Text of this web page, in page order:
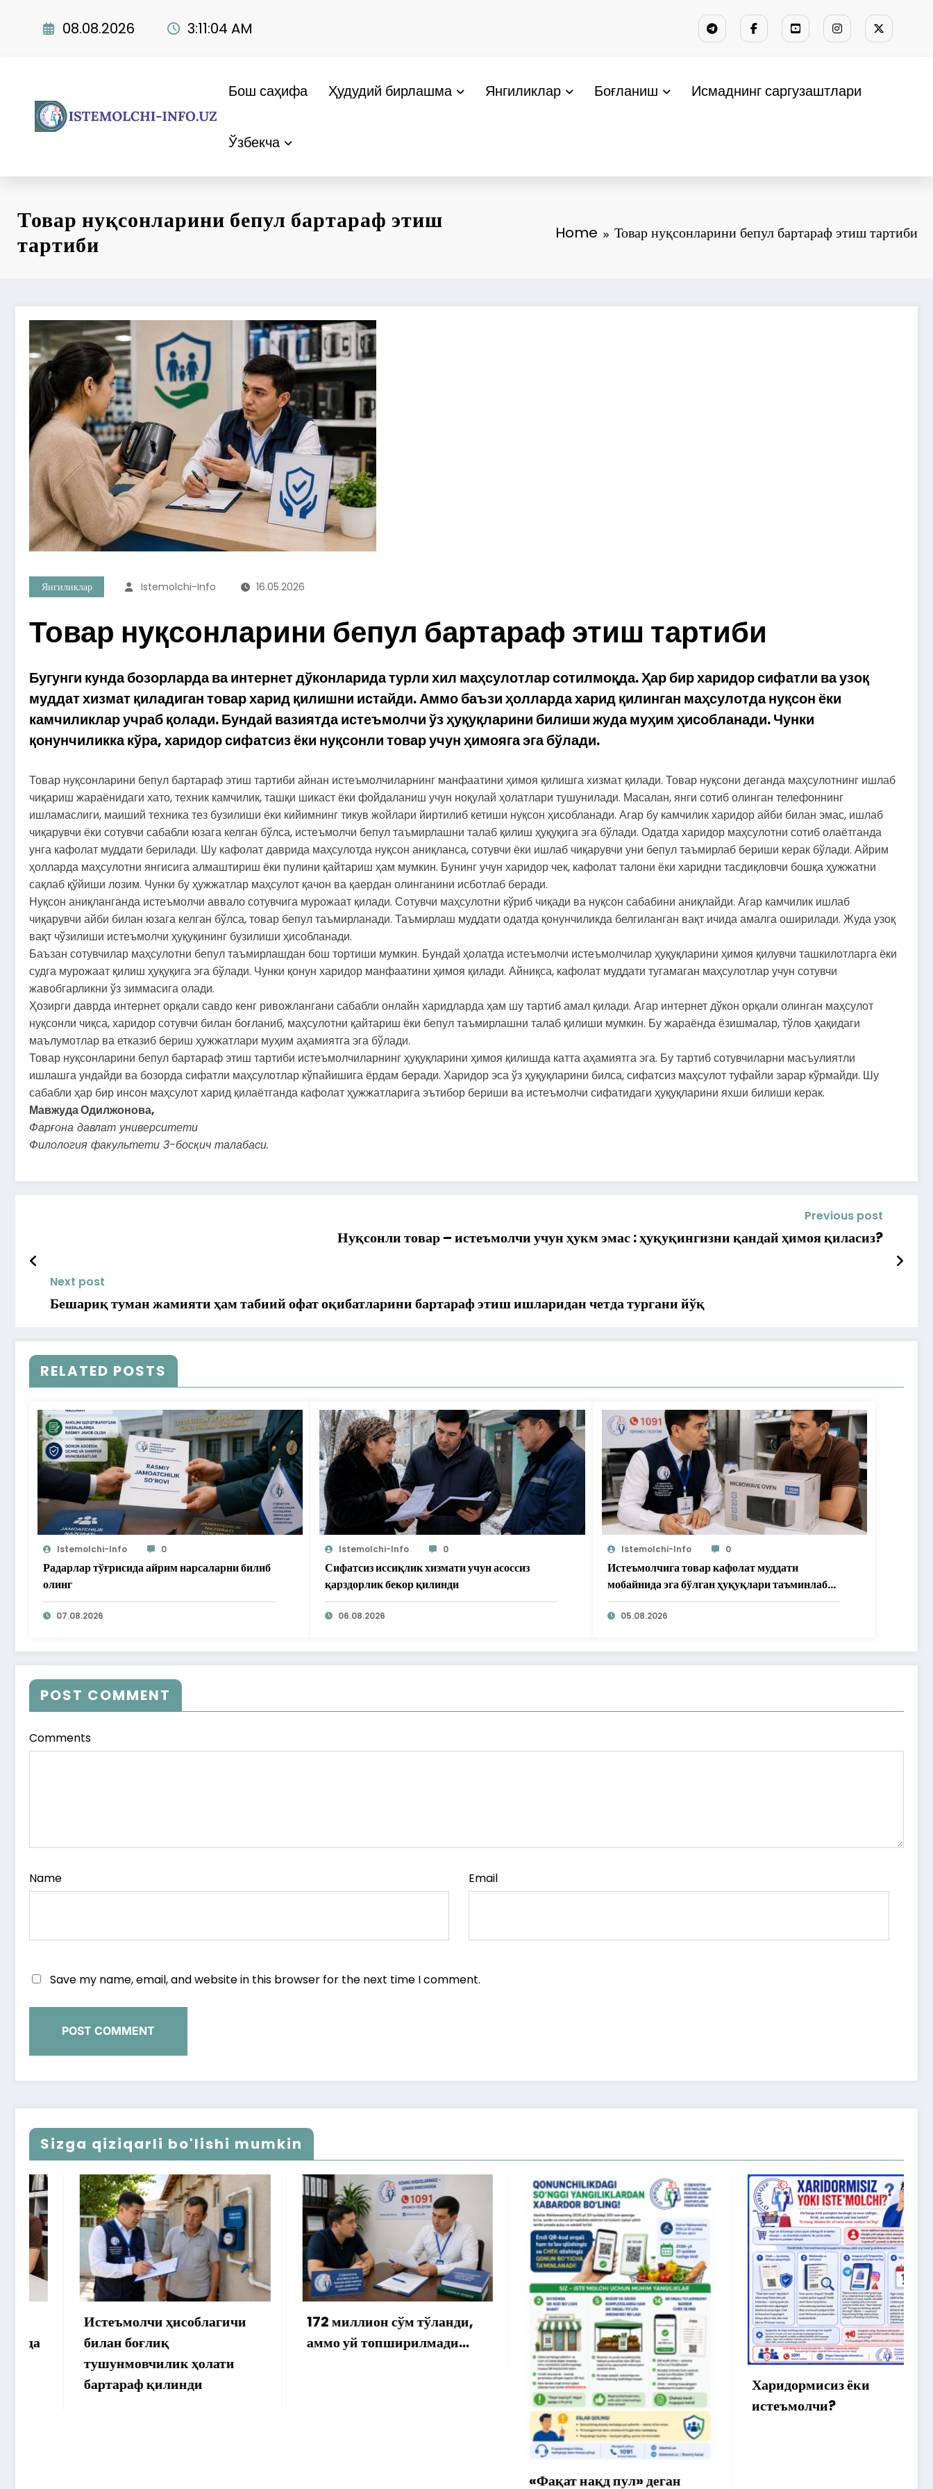
08.08.2026 3:11:05 AM
Бош саҳифа Ҳудудий бирлашма Янгиликлар Боғланиш Исмаднинг саргузаштлари
Ўзбекча
Товар нуқсонларини бепул бартараф этиш
тартиби
Home Товар нуқсонларини бепул бартараф этиш тартиби
Янгиликлар Istemolchi-Info 16.05.2026
Товар нуқсонларини бепул бартараф этиш тартиби
Бугунги кундабозорлардаваинтернетдўконларидатурлихил маҳсулотларсотилмоқда.Ҳарбирхаридорсифатли ваузоқ
муддатхизматқиладигантовархаридқилишни истайди.Аммобаъзиҳоллардахаридқилинган маҳсулотдануқсонёки
камчиликларучрабқолади.Бундай вазиятдаистеъмолчиўзҳуқуқларини билишижудамуҳимҳисобланади.Чунки
қонунчиликкакўра,харидорсифатсизёки нуқсонлитоваручунҳимоягаэгабўлади.
Товар нуқсонларини бепул бартарафэтиш тартиби айнан истеъмолчиларнинг манфаатини ҳимоя қилишгахизмат қилади. Товар нуқсони деганда маҳсулотнинг ишлаб
чиқариш жараёнидаги хато,техник камчилик,ташқи шикастёки фойдаланиш учун ноқулай ҳолатлари тушунилади. Масалан,янги сотиболинган телефоннинг
ишламаслиги, маиший техникатез бузилиши ёки кийимнингтикув жойлари йиртилиб кетиши нуқсон ҳисобланади. Агар бу камчиликхаридорайби билан эмас, ишлаб
чиқарувчи ёки сотувчи сабабли юзага келган бўлса, истеъмолчи бепултаъмирлашни талаб қилиш ҳуқуқигаэга бўлади. Одатдахаридор маҳсулотни сотиболаётганда
унга кафолат муддати берилади. Шу кафолатдаврида маҳсулотда нуқсон аниқланса,сотувчи ёки ишлаб чиқарувчи уни бепултаъмирлаб бериши керак бўлади. Айрим
ҳолларда маҳсулотни янгисигаалмаштириш ёки пулини қайтариш ҳам мумкин. Бунингучун харидор чек, кафолатталони ёки харидни тасдиқловчи бошқаҳужжатни
сақлаб қўйиши лозим. Чунки буҳужжатлар маҳсулот қачон ва қаердан олинганини исботлаб беради.
Нуқсон аниқланганда истеъмолчи аввалосотувчига мурожаат қилади. Сотувчи маҳсулотни кўриб чиқади ва нуқсон сабабини аниқлайди. Агар камчилик ишлаб
чиқарувчи айби билан юзага келган бўлса,товар бепултаъмирланади. Таъмирлаш муддати одатда қонунчиликда белгиланган вақт ичидаамалгаоширилади. Жудаузоқ
вақт чўзилиши истеъмолчи ҳуқуқининг бузилиши ҳисобланади.
Баъзан сотувчилар маҳсулотни бепултаъмирлашдан бош тортиши мумкин. Бундай ҳолатда истеъмолчи истеъмолчиларҳуқуқларини ҳимоя қилувчи ташкилотларгаёки
судга мурожаат қилиш ҳуқуқигаэга бўлади. Чунки қонун харидор манфаатини ҳимоя қилади. Айниқса, кафолат муддати тугамаган маҳсулотларучун сотувчи
жавобгарликни ўззиммасигаолади.
Ҳозирги даврда интернеторқали савдо кенг ривожлангани сабабли онлайн харидлардаҳам шутартибамал қилади. Агар интернетдўкон орқали олинган маҳсулот
нуқсонли чиқса,харидорсотувчи билан боғланиб, маҳсулотни қайтариш ёки бепултаъмирлашни талаб қилиши мумкин. Бужараёндаёзишмалар,тўлов ҳақидаги
маълумотлар ваетказиб бериш ҳужжатлари муҳим аҳамиятгаэга бўлади.
Товар нуқсонларини бепул бартарафэтиш тартиби истеъмолчиларнингҳуқуқларини ҳимоя қилишда каттааҳамиятгаэга. Бутартибсотувчиларни масъулиятли
ишлашгаундайди ва бозордасифатли маҳсулотлар кўпайишигаёрдам беради. Харидорэсаўзҳуқуқларини билса,сифатсиз маҳсулоттуфайли зарар кўрмайди. Шу
сабабли ҳар бир инсон маҳсулотхарид қилаётганда кафолатҳужжатларигаэътибор бериши ва истеъмолчи сифатидаги ҳуқуқларини яхши билиши керак.
МавжудаОдилжонова,
Фарғона давлат университети
Филология факультети 3-босқич талабаси.
Previous post
Нуқсонли товар – истеъмолчи учун ҳукм эмас : ҳуқуқингизни қандай ҳимоя қиласиз?
Next post
Бешариқ туман жамияти ҳам табиий офат оқибатларини бартараф этиш ишларидан четда тургани йўқ
RELATED POSTS
Istemolchi-Info 0
Радарлар тўғрисида айрим нарсаларни билиб
олинг
07.08.2026
Istemolchi-Info 0
Сифатсиз иссиқлик хизмати учун асоссиз
қарздорлик бекор қилинди
06.08.2026
Istemolchi-Info 0
Истеъмолчига товар кафолат муддати
мобайнида эга бўлган ҳуқуқлари таъминлаб
берилди
05.08.2026
POST COMMENT
Comments
Name Email
Save my name, email, and website in this browser for the next time I comment.
Sizga qiziqarli bo'lishi mumkin
Истеъмолчи ҳисоблагичи
билан боғлиқ
тушунмовчилик ҳолати
бартараф қилинди
172 миллион сўм тўланди,
аммо уй топширилмади…
«Фақат нақд пул» деган
Харидормисиз ёки
истеъмолчи?